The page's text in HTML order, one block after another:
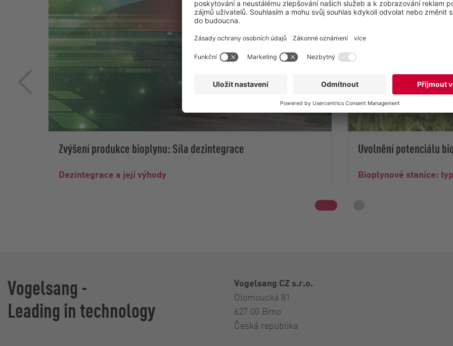
Zvýšení produkce bioplynu: Síla dezintegrace
Dezintegrace a její výhody
Uvolnění potenciálu
Bioplynové stanice:
Vogelsang -
Leading in technology
Vogelsang CZ s.r.o.
Olomoucká 81
627 00 Brno
Česká republika